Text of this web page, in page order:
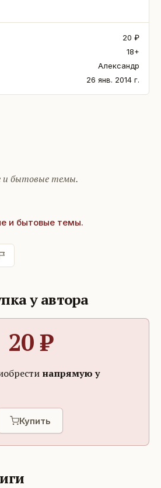
20 ₽
18+
Александр
26 янв. 2014 г.
и бытовые темы.
и бытовые темы.
у автора
20₽
напрямую у
Купить